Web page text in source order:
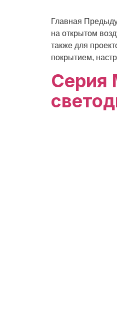
Главная
на открытом
также для
покрытием,
Серия